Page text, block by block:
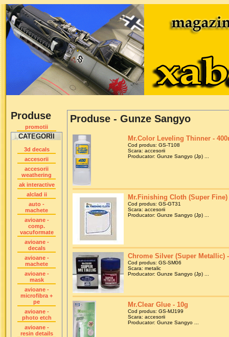
Produse
promotii
CATEGORII
3d decals
accesorii
accesorii
weathering
ak interactive
alclad ii
auto -
machete
avioane -
comp.
vacuformate
avioane -
decals
avioane -
machete
avioane -
mask
avioane -
microfibra +
pe
avioane -
photo etch
avioane -
resin details
Produse - Gunze Sangyo
Mr.Color Leveling Thinner -
Cod produs: GS-T108
Scara: accesorii
Producator: Gunze Sangyo (Jp) ...
Mr.Finishing Cloth (Super Fine)
Cod produs: GS-GT31
Scara: accesorii
Producator: Gunze Sangyo (Jp) ...
Chrome Silver (Super Metallic)
Cod produs: GS-SM06
Scara: metalic
Producator: Gunze Sangyo (Jp) ...
Mr.Clear Glue - 10g
Cod produs: GS-MJ199
Scara: accesorii
Producator: Gunze Sangyo ...